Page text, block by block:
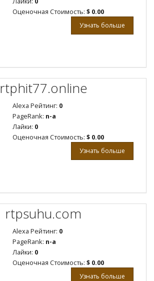
Оценочная Стоимость: $ 0.00
Узнать больше
rtphit77.online
Alexa Рейтинг: 0
PageRank: n-a
Лайки: 0
Оценочная Стоимость: $ 0.00
Узнать больше
rtpsuhu.com
Alexa Рейтинг: 0
PageRank: n-a
Лайки: 0
Оценочная Стоимость: $ 0.00
Узнать больше